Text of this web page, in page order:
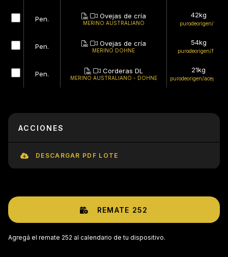
Pen. Ovejas de cría
MERINO AUSTRALIANO
42kg
purodeorigen/B
Pen. Ovejas de cría
MERINO DOHNE
54kg
purodeorigen/MB
Pen. Corderas DL
MERINO AUSTRALIANO - DOHNE
21kg
purodeorigen/aceptable
ACCIONES
DESCARGAR PDF LOTE
REMATE 252
Agregá el remate 252 al calendario de tu dispositivo.